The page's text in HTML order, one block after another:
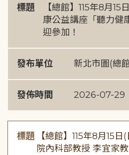
標題
【總館】115年8月
康公益講座「聽力健
迎參加！
發布單位 新北市圖(總
發佈時間 2026-07-29
標題
【總館】115年8月15
院內科部教授 李宜家